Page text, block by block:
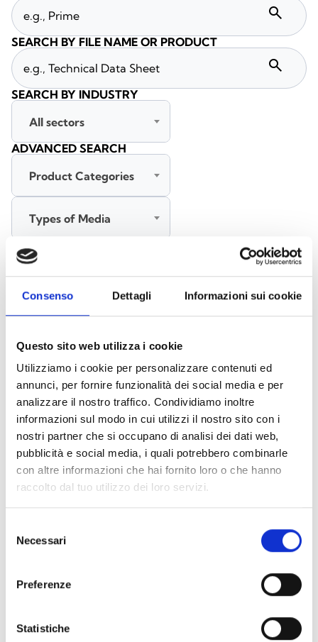
Consenso Dettagli Informazioni sui cookie
Questo sito web utilizza i cookie
Utilizziamo i cookie per personalizzare contenuti ed
annunci, per fornire funzionalità dei social media e per
analizzare il nostro traffico. Condividiamo inoltre
informazioni sul modo in cui utilizzi il nostro sito con i
nostri partner che si occupano di analisi dei dati web,
pubblicità e social media, i quali potrebbero combinarle
con altre informazioni che hai fornito loro o che hanno
raccolto dal tuo utilizzo dei loro servizi.
delNecessari
Preferenze
Statistiche
Accessories EB00 Bases - Materials
Accessories for detector testing - Materials(6)
Documents(6992)
Select All
Please log in before downloading content marked with
the icon lock
search
SEARCH BY FILE NAME OR PRODUCT
search
SEARCH BY INDUSTRY
All sectors
ADVANCED SEARCH
Product Categories
Types of Media
All languages
SEARCH